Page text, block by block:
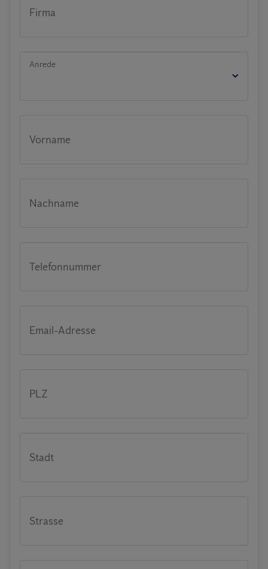
Firma
Anrede
Vorname
Nachname
Telefonnummer
Email-Adresse
PLZ
Stadt
Strasse